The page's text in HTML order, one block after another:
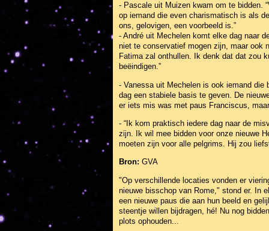
- Pascale uit Muizen kwam om te bidden.
op iemand die even charismatisch is als
ons, gelovigen, een voorbeeld is.”
- André uit Mechelen komt elke dag naar
niet te conservatief mogen zijn, maar ook
Fatima zal onthullen. Ik denk dat dat zou
beëindigen.”
- Vanessa uit Mechelen is ook iemand die
dag een stabiele basis te geven. De
er iets mis was met paus Franciscus,
- “Ik kom praktisch iedere dag naar de
zijn. Ik wil mee bidden voor onze nieuwe
moeten zijn voor alle pelgrims. Hij zou
Bron: GVA
"Op verschillende locaties vonden er
nieuwe bisschop van Rome," stond er. In
een nieuwe paus die aan hun beeld en
steentje willen bijdragen, hé! Nu nog
plots ophouden...